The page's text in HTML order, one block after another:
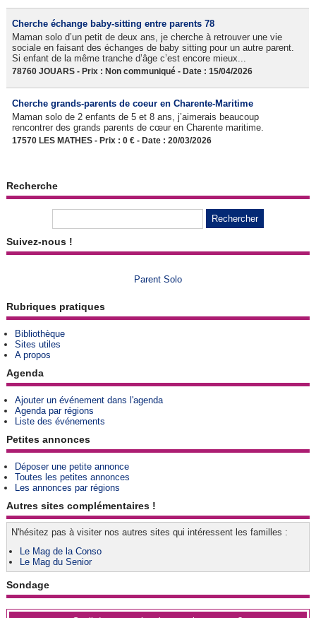
Cherche échange baby-sitting entre parents 78
Maman solo d’un petit de deux ans, je cherche à retrouver une vie
sociale en faisant des échanges de baby sitting pour un autre parent.
Si enfant de la même tranche d’âge c’est encore mieux...
78760 JOUARS - Prix : Non communiqué - Date : 15/04/2026
Cherche grands-parents de coeur en Charente-Maritime
Maman solo de 2 enfants de 5 et 8 ans, j’aimerais beaucoup
rencontrer des grands parents de cœur en Charente maritime.
17570 LES MATHES - Prix : 0 € - Date : 20/03/2026
Recherche
Suivez-nous !
Parent Solo
Rubriques pratiques
Bibliothèque
Sites utiles
A propos
Agenda
Ajouter un événement dans l'agenda
Agenda par régions
Liste des événements
Petites annonces
Déposer une petite annonce
Toutes les petites annonces
Les annonces par régions
Autres sites complémentaires !
N'hésitez pas à visiter nos autres sites qui intéressent les familles :
Le Mag de la Conso
Le Mag du Senior
Sondage